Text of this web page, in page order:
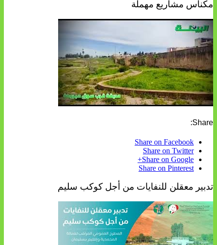
مكناس مشاريع مهملة
Share:
Share on Facebook
Share on Twitter
Share on Google+
Share on Pinterest
تدبير معقلن للنفايات من أجل كوكب سليم